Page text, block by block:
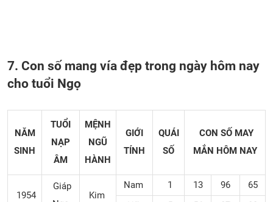
7. Con số mang vía đẹp trong ngày hôm nay
cho tuổi Ngọ
NĂM
SINH
TUỔI
NẠP
ÂM
MỆNH
NGŨ
HÀNH
GIỚI
TÍNH
QUÁI
SỐ
CON SỐ MAY
MẮN HÔM NAY
1954
Giáp
Kim
Nam 1 13 96
65